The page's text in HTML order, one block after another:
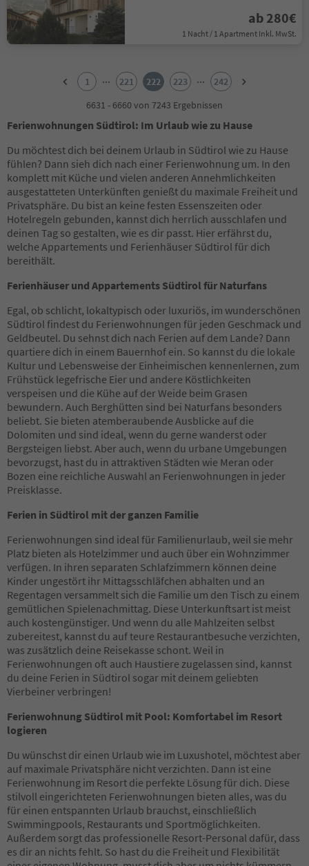
ab 280€
1 Nacht / 1 Apartment Inkl. MwSt.
6
7
8
9
10
11
12
13
14
15
16
17
19
20
21
22
23
24
25
26
27
28
29
30
31
32
34
36
37
38
39
40
41
42
43
44
45
46
47
48
49
50
51
52
53
54
55
56
57
58
59
1 ... 221 222 223 ...
242
6631 - 6660 von 7243 Ergebnissen
Ferienwohnungen Südtirol: Im Urlaub wie zu Hause
Du möchtest dich bei deinem Urlaub in Südtirol wie zu Hause
fühlen? Dann sieh dich nach einer Ferienwohnung um. In den
komplett mit Küche und vielen anderen Annehmlichkeiten
ausgestatteten Unterkünften genießt du maximale Freiheit und
Privatsphäre. Du bist an keine festen Essenszeiten oder
Hotelregeln gebunden, kannst dich herrlich ausschlafen und
deinen Tag so gestalten, wie es dir passt. Hier erfährst du,
welche Appartements und Ferienhäuser Südtirol für dich
bereithält.
Ferienhäuser und Appartements Südtirol für Naturfans
Egal, ob schlicht, lokaltypisch oder luxuriös, im wunderschönen
Südtirol findest du Ferienwohnungen für jeden Geschmack und
Geldbeutel. Du sehnst dich nach Ferien auf dem Lande? Dann
quartiere dich in einem Bauernhof ein. So kannst du die lokale
Kultur und Lebensweise der Einheimischen kennenlernen, zum
Frühstück legefrische Eier und andere Köstlichkeiten
verspeisen und die Kühe auf der Weide beim Grasen
bewundern. Auch Berghütten sind bei Naturfans besonders
beliebt. Sie bieten atemberaubende Ausblicke auf die
Dolomiten und sind ideal, wenn du gerne wanderst oder
Bergsteigen liebst. Aber auch, wenn du urbane Umgebungen
bevorzugst, hast du in attraktiven Städten wie Meran oder
Bozen eine reichliche Auswahl an Ferienwohnungen in jeder
Preisklasse.
Ferien in Südtirol mit der ganzen Familie
Ferienwohnungen sind ideal für Familienurlaub, weil sie mehr
Platz bieten als Hotelzimmer und auch über ein Wohnzimmer
verfügen. In ihren separaten Schlafzimmern können deine
Kinder ungestört ihr Mittagsschläfchen abhalten und an
Regentagen versammelt sich die Familie um den Tisch zu einem
gemütlichen Spielenachmittag. Diese Unterkunftsart ist meist
auch kostengünstiger. Und wenn du alle Mahlzeiten selbst
zubereitest, kannst du auf teure Restaurantbesuche verzichten,
was zusätzlich deine Reisekasse schont. Weil in
Ferienwohnungen oft auch Haustiere zugelassen sind, kannst
du deine Ferien in Südtirol sogar mit deinem geliebten
Vierbeiner verbringen!
Ferienwohnung Südtirol mit Pool: Komfortabel im Resort
logieren
Du wünschst dir einen Urlaub wie im Luxushotel, möchtest aber
auf maximale Privatsphäre nicht verzichten. Dann ist eine
Ferienwohnung im Resort die perfekte Lösung für dich. Diese
stilvoll eingerichteten Ferienwohnungen bieten alles, was du
für einen entspannten Urlaub brauchst, einschließlich
Swimmingpools, Restaurants und Sportmöglichkeiten.
Außerdem sorgt das professionelle Resort-Personal dafür, dass
es dir an nichts fehlt. So hast du die Freiheit und Flexibilität